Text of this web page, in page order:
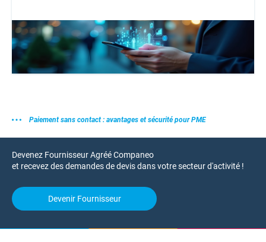
Paiement sans contact : avantages et sécurité pour PME
Devenez Fournisseur Agréé Companeo
et recevez des demandes de devis dans votre secteur d'activité !
Devenir Fournisseur